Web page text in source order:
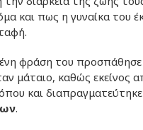
και πως η γυναίκα του
φράση του
μάταιο, καθώς εκείνος
και
.